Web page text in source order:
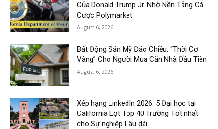
Của Donald Trump Jr. Nhờ Nền Tảng Cá
Cược Polymarket
August 6, 2026
Bất Động Sản Mỹ Đảo Chiều: “Thời Cơ
Vàng” Cho Người Mua Căn Nhà Đầu Tiên
August 6, 2026
Xếp hạng LinkedIn 2026: 5 Đại học tại
California Lọt Top 40 Trường Tốt nhất
cho Sự nghiệp Lâu dài